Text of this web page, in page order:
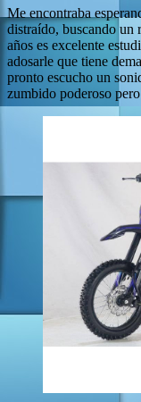
Me encontraba
distraído, buscando un
años es excelente
adosarle que tiene
pronto escucho un
zumbido poderoso